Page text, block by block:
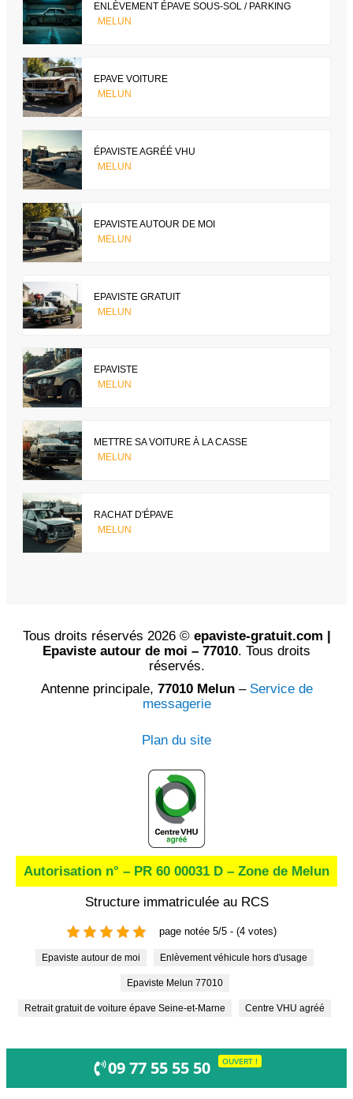
ENLÈVEMENT ÉPAVE SOUS-SOL / PARKING
MELUN
EPAVE VOITURE
MELUN
ÉPAVISTE AGRÉÉ VHU
MELUN
EPAVISTE AUTOUR DE MOI
MELUN
EPAVISTE GRATUIT
MELUN
EPAVISTE
MELUN
METTRE SA VOITURE À LA CASSE
MELUN
RACHAT D'ÉPAVE
MELUN
Tous droits réservés 2026 © epaviste-gratuit.com |
Epaviste autour de moi – 77010. Tous droits
réservés.
Antenne principale, 77010 Melun– Service de
messagerie
Plan du site
Autorisation n° – PR 60 00031 D – Zone de Melun
Structure immatriculée au RCS
page notée 5/5 - (4 votes)
Epaviste autour de moi Enlèvement véhicule hors d'usage
Epaviste Melun 77010
Retrait gratuit de voiture épave Seine-et-Marne Centre VHU agréé
09 77 55 55 50 OUVERT !